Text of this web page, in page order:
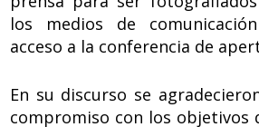
los medios de
acceso a la conferencia de
En su discurso se
compromiso con los objetivos